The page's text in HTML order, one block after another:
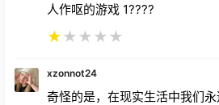
★★★★★
奇怪的是，在现实生活中我们
勃腿上的树屋是最奇怪的事情